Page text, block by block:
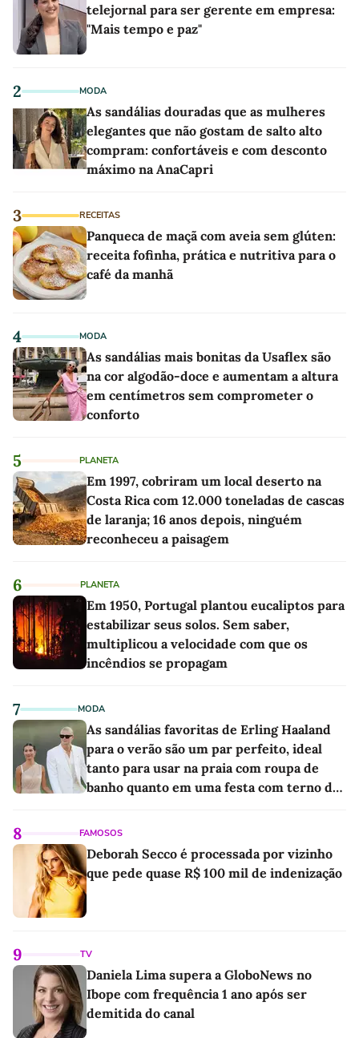
telejornal para ser gerente em empresa:
"Mais tempo e paz"
2 MODA
As sandálias douradas que as mulheres
elegantes que não gostam de salto alto
compram: confortáveis e com desconto
máximo na AnaCapri
3 RECEITAS
Panqueca de maçã com aveia sem glúten:
receita fofinha, prática e nutritiva para o
café da manhã
4 MODA
As sandálias mais bonitas da Usaflex são
na cor algodão-doce e aumentam a altura
em centímetros sem comprometer o
conforto
5 PLANETA
Em 1997, cobriram um local deserto na
Costa Rica com 12.000 toneladas de cascas
de laranja; 16 anos depois, ninguém
reconheceu a paisagem
6 PLANETA
Em 1950, Portugal plantou eucaliptos para
estabilizar seus solos. Sem saber,
multiplicou a velocidade com que os
incêndios se propagam
7 MODA
As sandálias favoritas de Erling Haaland
para o verão são um par perfeito, ideal
tanto para usar na praia com roupa de
banho quanto em uma festa com terno de
8 FAMOSOS
Deborah Secco é processada por vizinho
que pede quase R$ 100 mil de indenização
9 TV
Daniela Lima supera a GloboNews no
Ibope com frequência 1 ano após ser
demitida do canal